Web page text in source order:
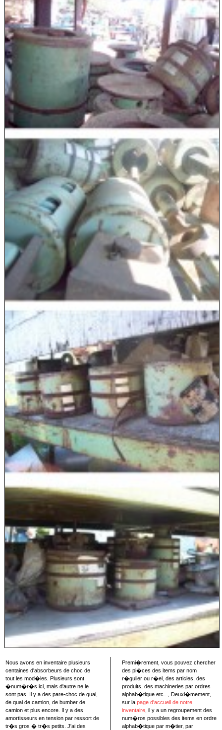
Nous avons en inventaire plusieurs
centaines d'absorbeurs de choc de
tout les mod�les. Plusieurs sont
�num�r�s ici, mais d'autre ne le
sont pas. Il y a des pare-choc de quai,
de quai de camion, de bumber de
camion et plus encore. Il y a des
amortisseurs en tension par ressort de
tr�s gros � tr�s petits. J'ai des
Premi�rement, vous pouvez chercher
des pi�ces des items par nom
r�gulier ou r�el, des articles, des
produits, des machineries par ordres
alphab�tique etc..., Deuxi�mement,
sur la page d'accueil de notre
inventaire , il y a un regroupement des
num�ros possibles des items en ordre
alphab�tique par m�tier, par